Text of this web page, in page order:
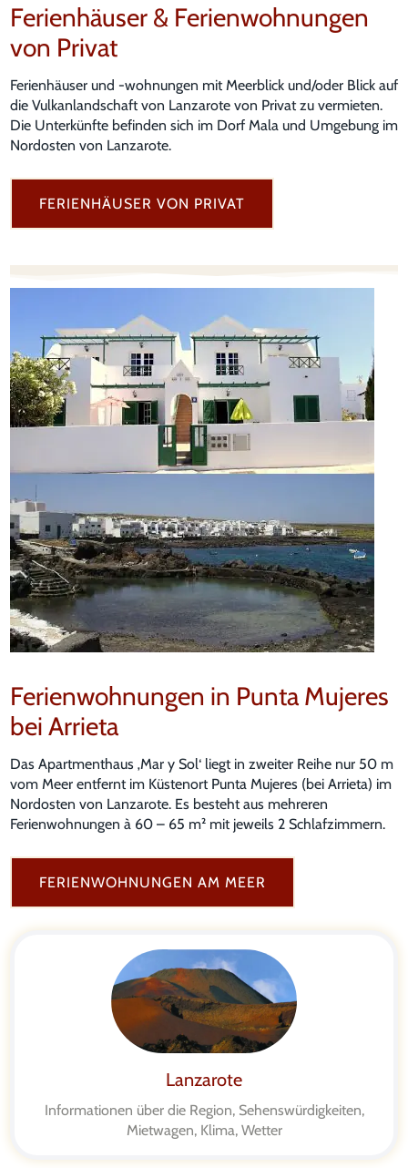
Ferienhäuser & Ferienwohnungen
von Privat
Ferienhäuser und -wohnungen mit Meerblick und/oder Blick auf
die Vulkanlandschaft von Lanzarote von Privat zu vermieten.
Die Unterkünfte befinden sich im Dorf Mala und Umgebung im
Nordosten von Lanzarote.
FERIENHÄUSER VON PRIVAT
Ferienwohnungen in Punta Mujeres
bei Arrieta
Das Apartmenthaus ‚Mar y Sol‘ liegt in zweiter Reihe nur 50 m
vom Meer entfernt im Küstenort Punta Mujeres (bei Arrieta) im
Nordosten von Lanzarote. Es besteht aus mehreren
Ferienwohnungen à 60 – 65 m² mit jeweils 2 Schlafzimmern.
FERIENWOHNUNGEN AM MEER
Lanzarote
Informationen über die Region, Sehenswürdigkeiten,
Mietwagen, Klima, Wetter